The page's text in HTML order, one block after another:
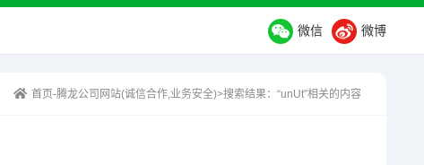
微信 微博
首页-腾龙公司网站(诚信合作,业务安全)>搜索结果：“unUt”相关的内容